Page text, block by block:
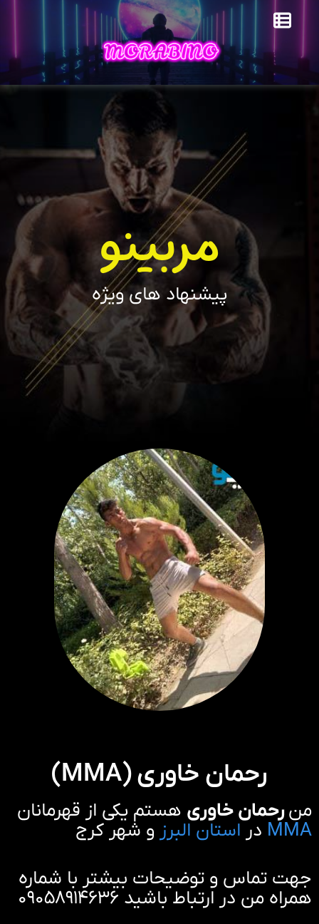
مربینو
پیشنهاد های ویژه
رحمان خاوری (MMA)
منرحمان خاوری هستم یکی از قهرمانان
MMA در استان البرز و شهر کرج
جهت تماس و توضیحات بیشتر با شماره
همراه من در ارتباط باشید ۰۹۰۵۸۹۱۴۶۳۶